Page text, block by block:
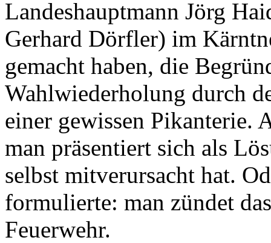
Landeshauptmann Jörg
Gerhard Dörfler) im
gemacht haben, die
Wahlwiederholung durch
einer gewissen Pikanterie.
man präsentiert sich als
selbst mitverursacht hat.
formulierte: man zündet
Feuerwehr.